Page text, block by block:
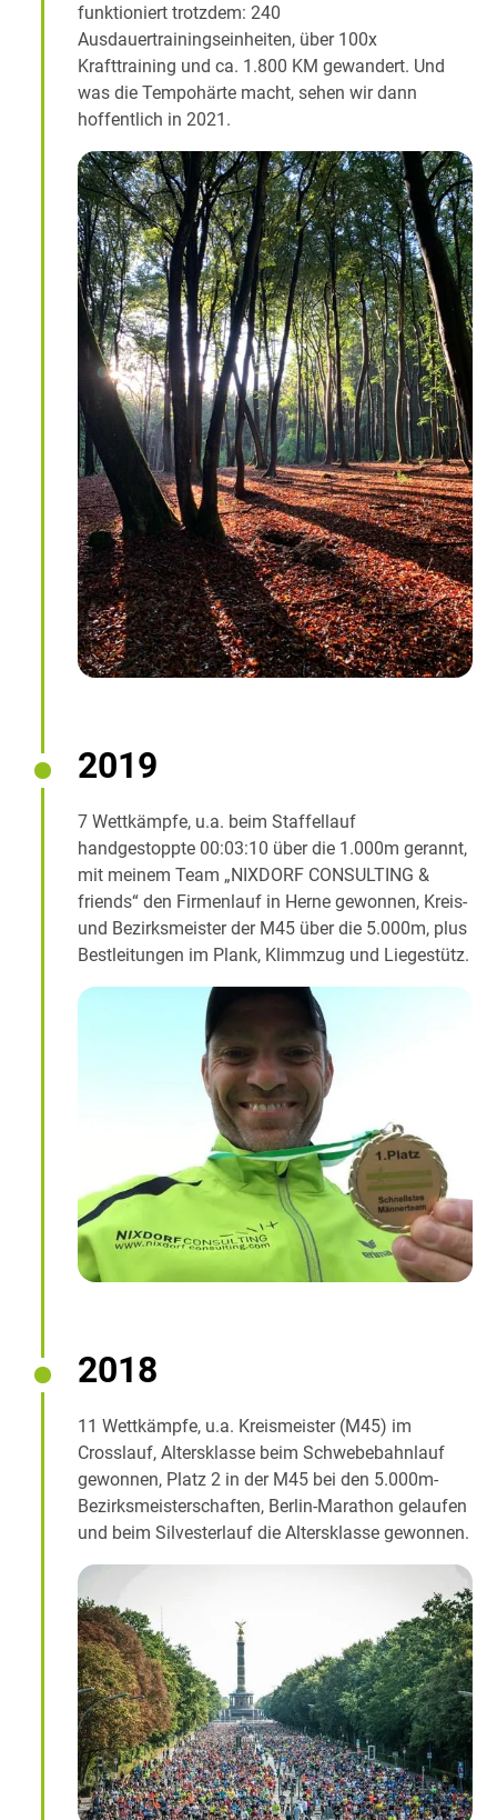
funktioniert trotzdem: 240
Ausdauertrainingseinheiten, über 100x
Krafttraining und ca. 1.800 KM gewandert. Und
was die Tempohärte macht, sehen wir dann
hoffentlich in 2021.
2019
7 Wettkämpfe, u.a. beim Staffellauf
handgestoppte 00:03:10 über die 1.000m gerannt,
mit meinem Team „NIXDORF CONSULTING &
friends“ den Firmenlauf in Herne gewonnen, Kreis-
und Bezirksmeister der M45 über die 5.000m, plus
Bestleitungen im Plank, Klimmzug und Liegestütz.
2018
11 Wettkämpfe, u.a. Kreismeister (M45) im
Crosslauf, Altersklasse beim Schwebebahnlauf
gewonnen, Platz 2 in der M45 bei den 5.000m-
Bezirksmeisterschaften, Berlin-Marathon gelaufen
und beim Silvesterlauf die Altersklasse gewonnen.